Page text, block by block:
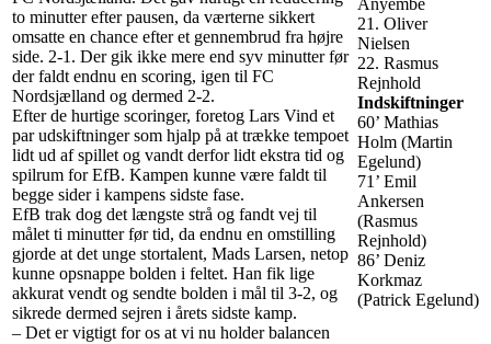
to minutter efter pausen, da værterne sikkert
omsatte en chance efter et gennembrud fra højre
side. 2-1. Der gik ikke mere end syv minutter før
der faldt endnu en scoring, igen til FC
Nordsjælland og dermed 2-2.
Efter de hurtige scoringer, foretog Lars Vind et
par udskiftninger som hjalp på at trække tempoet
lidt ud af spillet og vandt derfor lidt ekstra tid og
spilrum for EfB. Kampen kunne være faldt til
begge sider i kampens sidste fase.
EfB trak dog det længste strå og fandt vej til
målet ti minutter før tid, da endnu en omstilling
gjorde at det unge stortalent, Mads Larsen, netop
kunne opsnappe bolden i feltet. Han fik lige
akkurat vendt og sendte bolden i mål til 3-2, og
sikrede dermed sejren i årets sidste kamp.
– Det er vigtigt for os at vi nu holder balancen
21. Oliver
Nielsen
22. Rasmus
Rejnhold
Indskiftninger
60’ Mathias
Holm (Martin
Egelund)
71’ Emil
Ankersen
(Rasmus
Rejnhold)
86’ Deniz
Korkmaz
(Patrick Egelund)